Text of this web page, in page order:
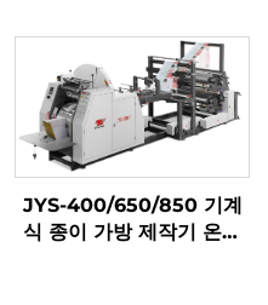
JYS-400/650/850 기계
식 종이 가방 제작기 온라